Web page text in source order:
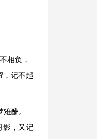
相负，
，记不起
酬。
影，又记